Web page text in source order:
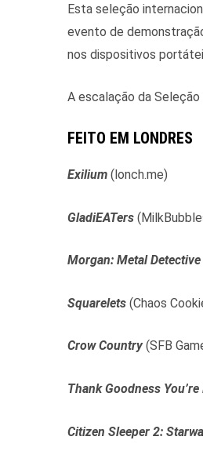
Esta seleção
evento de
nos dispositivos
A escalação da Seleção
FEITO EM LONDRES
Exilium (lonch.me)
GladiEATers
Morgan: Metal Detective
Squarelets (Chaos
Crow Country (SFB
Thank Goodness You’re
Citizen Sleeper 2: